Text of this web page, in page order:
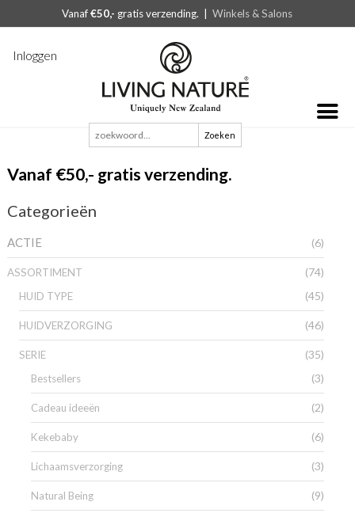
Vanaf€50,- gratis verzending. |Winkels & Salons
Inloggen
Zoeken
naar:
Vanaf €50,- gratis verzending.
Categorieën
ACTIE (6)
ASSORTIMENT (74)
HUID TYPE (45)
HUIDVERZORGING (46)
SERIE (35)
Bestsellers (3)
Cadeau ideeën (2)
Kekebaby (6)
Lichaamsverzorging (3)
Natural Being (9)